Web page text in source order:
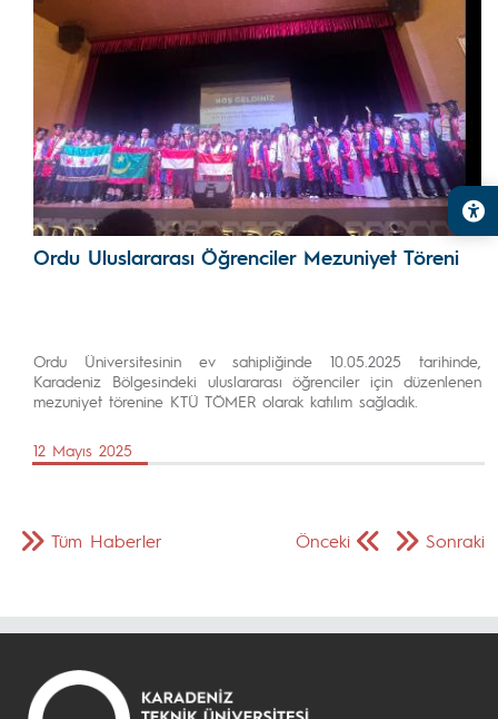
Ordu Uluslararası Öğrenciler Mezuniyet Töreni
Ordu Üniversitesinin ev sahipliğinde 10.05.2025 tarihinde,
Karadeniz Bölgesindeki uluslararası öğrenciler için düzenlenen
mezuniyet törenine KTÜ TÖMER olarak katılım sağladık.
12 Mayıs 2025
Önceki Sonraki
Tüm Haberler